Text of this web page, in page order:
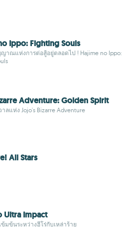
Ippo: Fighting Souls
าณแห่งการต่อสู้อยู่ตลอดไป ! Hajime no Ippo:
Adventure: Golden Spirit
ลแห่ง Jojo's Bizarre Adventure
All Stars
Ultra Impact
มข้นระหว่างฮีโร่กับเหล่าร้าย